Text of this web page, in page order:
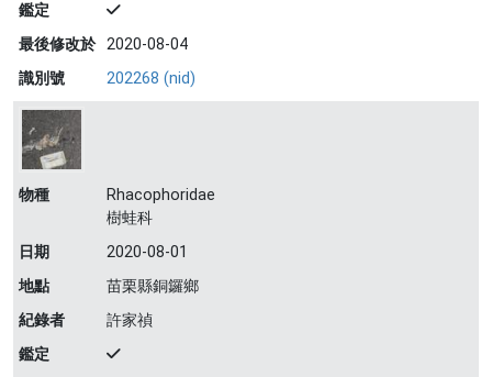
鑑定
最後修改於 2020-08-04
識別號
202268 (nid)
物種
Rhacophoridae
樹蛙科
日期
2020-08-01
地點
苗栗縣銅鑼鄉
紀錄者
許家禎
鑑定